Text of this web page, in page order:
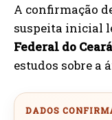
A confirmação
suspeita inicial
Federal do Ceará
estudos sobre a
DADOS